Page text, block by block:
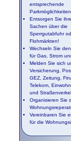
entsprechende
Entsorgen Sie
Sachen über die
Sperrgutabfuhr
Flohmärkten!
Wechseln Sie
für Gas, Strom
Melden Sie sich
Versicherung,
GEZ, Zeitung,
Telekom,
und
Organisieren Sie
Vereinbaren Sie
für die